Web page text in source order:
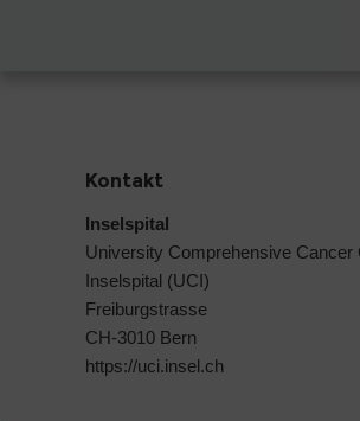
Kontakt
Inselspital
University Comprehensive Cancer
Inselspital (UCI)
Freiburgstrasse
CH-3010 Bern
https://uci.insel.ch